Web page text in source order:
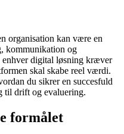
organisation kan være en
kommunikation og
enhver digital løsning kræver
skal skabe reel værdi.
du sikrer en succesfuld
til drift og evaluering.
formålet